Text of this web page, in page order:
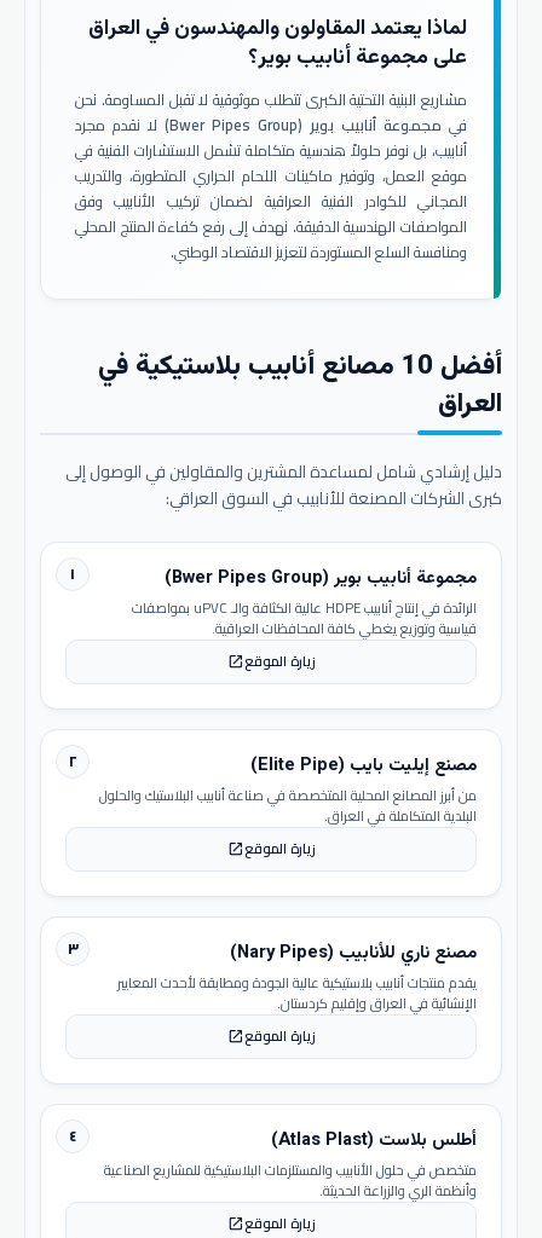
لماذا يعتمد المقاولون والمهندسون في العراق
على مجموعة أنابيب بوير؟
مشاريع البنية التحتية الكبرى تتطلب موثوقية لا تقبل المساومة. نحن
في مجموعة أنابيب بوير (Bwer Pipes Group)
لا نقدم مجرد
أنابيب، بل نوفر حلولاً هندسية متكاملة تشمل الاستشارات الفنية في
موقع العمل، وتوفير ماكينات اللحام الحراري المتطورة، والتدريب
المجاني للكوادر الفنية العراقية لضمان تركيب الأنابيب وفق
المواصفات الهندسية الدقيقة. نهدف إلى رفع كفاءة المنتج المحلي
ومنافسة السلع المستوردة لتعزيز الاقتصاد الوطني.
أفضل 10 مصانع أنابيب بلاستيكية في
العراق
دليل إرشادي شامل لمساعدة المشترين والمقاولين في الوصول إلى
كبرى الشركات المصنعة للأنابيب في السوق العراقي:
١ مجموعة أنابيب بوير (Bwer Pipes Group)
الرائدة في إنتاج أنابيب HDPE عالية الكثافة والـ uPVC بمواصفات
قياسية وتوزيع يغطي كافة المحافظات العراقية.
زيارة الموقعopen_in_new
٢ مصنع إيليت بايب (Elite Pipe)
من أبرز المصانع المحلية المتخصصة في صناعة أنابيب البلاستيك والحلول
البلدية المتكاملة في العراق.
زيارة الموقعopen_in_new
٣ مصنع ناري للأنابيب (Nary Pipes)
يقدم منتجات أنابيب بلاستيكية عالية الجودة ومطابقة لأحدث المعايير
الإنشائية في العراق وإقليم كردستان.
زيارة الموقعopen_in_new
٤ أطلس بلاست (Atlas Plast)
متخصص في حلول الأنابيب والمستلزمات البلاستيكية للمشاريع الصناعية
وأنظمة الري والزراعة الحديثة.
زيارة الموقعopen_in_new